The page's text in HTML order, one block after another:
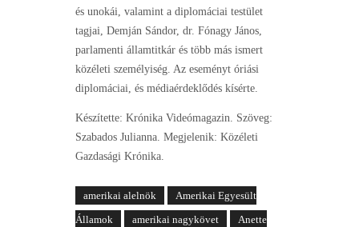
és unokái, valamint a diplomáciai testület
tagjai, Demján Sándor, dr. Fónagy János,
parlamenti államtitkár és több más ismert
közéleti személyiség. Az eseményt óriási
diplomáciai, és médiaérdeklődés kísérte.
Készítette: Krónika Videómagazin. Szöveg:
Szabados Julianna. Megjelenik: Közéleti
Gazdasági Krónika.
amerikai alelnök
Amerikai Egyesült
Államok
amerikai nagykövet
Anette